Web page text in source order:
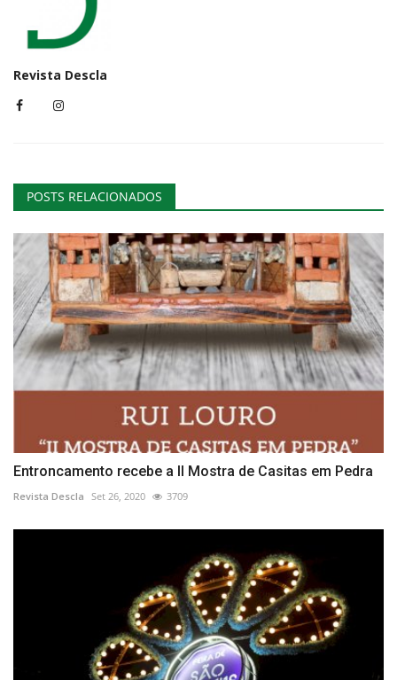
Revista Descla
POSTS RELACIONADOS
Entroncamento recebe a II Mostra de Casitas em Pedra
Revista Descla Set 26, 2020 3709